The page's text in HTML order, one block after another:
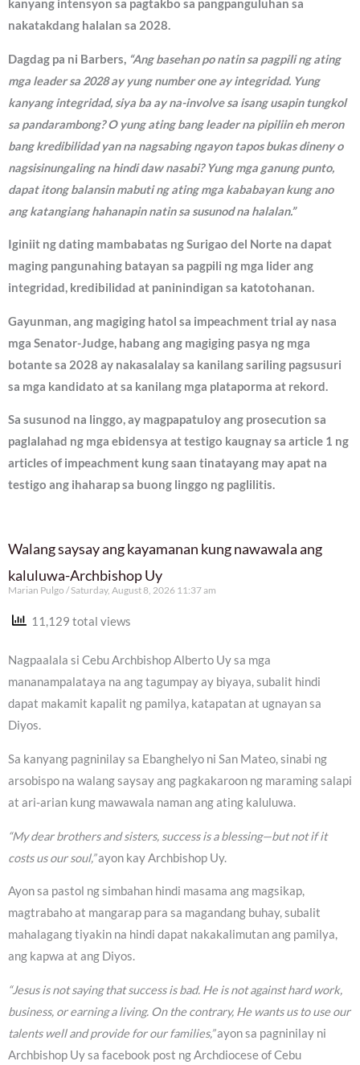
kanyang intensyon sa pagtakbo sa pangpanguluhan sa
nakatakdang halalan sa 2028.
Dagdag pa ni Barbers, “Ang basehan po natin sa pagpili ng ating
mga leader sa 2028 ay yung number one ay integridad. Yung
kanyang integridad, siya ba ay na-involve sa isang usapin tungkol
sa pandarambong? O yung ating bang leader na pipiliin eh meron
bang kredibilidad yan na nagsabing ngayon tapos bukas dineny o
nagsisinungaling na hindi daw nasabi? Yung mga ganung punto,
dapat itong balansin mabuti ng ating mga kababayan kung ano
ang katangiang hahanapin natin sa susunod na halalan.”
Iginiit ng dating mambabatas ng Surigao del Norte na dapat
maging pangunahing batayan sa pagpili ng mga lider ang
integridad, kredibilidad at paninindigan sa katotohanan.
Gayunman, ang magiging hatol sa impeachment trial ay nasa
mga Senator-Judge, habang ang magiging pasya ng mga
botante sa 2028 ay nakasalalay sa kanilang sariling pagsusuri
sa mga kandidato at sa kanilang mga plataporma at rekord.
Sa susunod na linggo, ay magpapatuloy ang prosecution sa
paglalahad ng mga ebidensya at testigo kaugnay sa article 1 ng
articles of impeachment kung saan tinatayang may apat na
testigo ang ihaharap sa buong linggo ng paglilitis.
Walang saysay ang kayamanan kung nawawala ang
kaluluwa-Archbishop Uy
Marian Pulgo Saturday, August 8, 2026 11:37 am
11,129 total views
Nagpaalala si Cebu Archbishop Alberto Uy sa mga
mananampalataya na ang tagumpay ay biyaya, subalit hindi
dapat makamit kapalit ng pamilya, katapatan at ugnayan sa
Diyos.
Sa kanyang pagninilay sa Ebanghelyo ni San Mateo, sinabi ng
arsobispo na walang saysay ang pagkakaroon ng maraming salapi
at ari-arian kung mawawala naman ang ating kaluluwa.
“My dear brothers and sisters, success is a blessing—but not if it
costs us our soul,”ayon kay Archbishop Uy.
Ayon sa pastol ng simbahan hindi masama ang magsikap,
magtrabaho at mangarap para sa magandang buhay, subalit
mahalagang tiyakin na hindi dapat nakakalimutan ang pamilya,
ang kapwa at ang Diyos.
“Jesus is not saying that success is bad. He is not against hard work,
business, or earning a living. On the contrary, He wants us to use our
talents well and provide for our families,”ayon sa pagninilay ni
Archbishop Uy sa facebook post ng Archdiocese of Cebu